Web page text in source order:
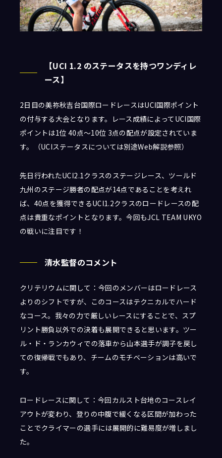
【UCI 1.2 のステータスを持つワンディレ
ース】
2日目の美祢秋吉台国際ロードレースはUCI国際ポイント
の付与する大会となります。レース成績によってUCI国際
ポイントは1位 40点～10位 3点の配点が設定されていま
す。（UCIステータスについては別途Web解説参照）
先日行われたUCI2.1クラスのステージレース、ツールド
九州のステージ勝者の配点が14点であることを考えれ
ば、40点を獲得できるUCI1.2クラスのロードレースの配
点は貴重なポイントとなります。今回もJCL TEAM UKYO
の戦いに注目です！
清水監督のコメント
クリテリウムに関して：今回のメンバーはロードレース
よりのシフトですが、このコースはテクニカルでハード
なコース。我々の力で厳しいレースにすることで、スプ
リント勝負以外での決着も展開できると思います。ツー
ル・ド・ランカウィでの落車から山本選手が調子を戻し
ての復帰戦でもあり、チームのモチベーションは高いで
す。
ロードレースに関して：今回カルスト台地のコースレイ
アウトが変わり、登りの中腹で緩くなる区間が加わった
ことでクライマーの選手には展開的に難易度が増しまし
た。